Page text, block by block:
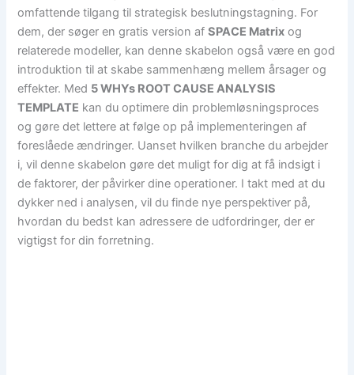
omfattende tilgang til strategisk beslutningstagning. For
dem, der søger en gratis version afSPACE Matrix og
relaterede modeller, kan denne skabelon også være en god
introduktion til at skabe sammenhæng mellem årsager og
effekter. Med 5 WHYs ROOT CAUSE ANALYSIS
TEMPLATE kan du optimere din problemløsningsproces
og gøre det lettere at følge op på implementeringen af
foreslåede ændringer. Uanset hvilken branche du arbejder
i, vil denne skabelon gøre det muligt for dig at få indsigt i
de faktorer, der påvirker dine operationer. I takt med at du
dykker ned i analysen, vil du finde nye perspektiver på,
hvordan du bedst kan adressere de udfordringer, der er
vigtigst for din forretning.